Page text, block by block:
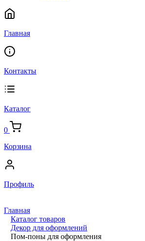
Главная
Контакты
Каталог
0
Корзина
Профиль
Главная
Каталог товаров
Декор для оформлений
Пом-поны для оформления